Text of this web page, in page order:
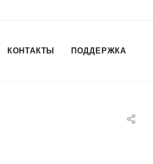
КОНТАКТЫ ПОДДЕРЖКА